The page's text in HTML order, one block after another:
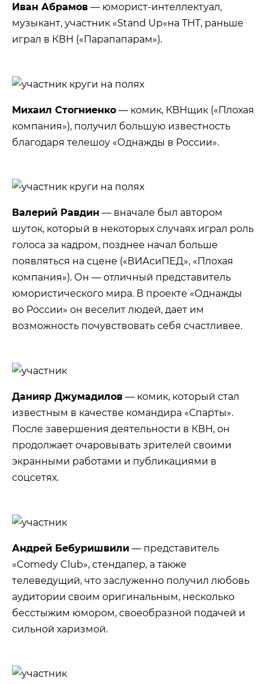
Иван Абрамов — юморист-интеллектуал,
музыкант, участник «Stand Up«на ТНТ, раньше
играл в КВН («Парапапарам»).
Михаил Стогниенко — комик, КВНщик («Плохая
компания»), получил большую известность
благодаря телешоу «Однажды в России».
Валерий Равдин — вначале был автором
шуток, который в некоторых случаях играл роль
голоса за кадром, позднее начал больше
появляться на сцене («ВИАсиПЕД», «Плохая
компания»). Он — отличный представитель
юмористического мира. В проекте «Однажды
во России» он веселит людей, дает им
возможность почувствовать себя счастливее.
Данияр Джумадилов — комик, который стал
известным в качестве командира «Спарты».
После завершения деятельности в КВН, он
продолжает очаровывать зрителей своими
экранными работами и публикациями в
соцсетях.
Андрей Бебуришвили — представитель
«Comedy Club», стендапер, а также
телеведущий, что заслуженно получил любовь
аудитории своим оригинальным, несколько
бесстыжим юмором, своеобразной подачей и
сильной харизмой.